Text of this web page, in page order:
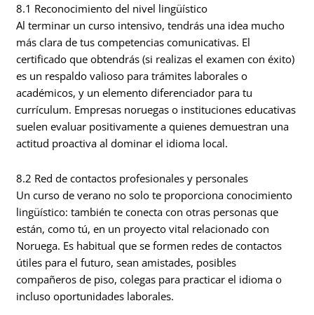
8.1 Reconocimiento del nivel lingüístico
Al terminar un curso intensivo, tendrás una idea mucho
más clara de tus competencias comunicativas. El
certificado que obtendrás (si realizas el examen con éxito)
es un respaldo valioso para trámites laborales o
académicos, y un elemento diferenciador para tu
currículum. Empresas noruegas o instituciones educativas
suelen evaluar positivamente a quienes demuestran una
actitud proactiva al dominar el idioma local.
8.2 Red de contactos profesionales y personales
Un curso de verano no solo te proporciona conocimiento
lingüístico: también te conecta con otras personas que
están, como tú, en un proyecto vital relacionado con
Noruega. Es habitual que se formen redes de contactos
útiles para el futuro, sean amistades, posibles
compañeros de piso, colegas para practicar el idioma o
incluso oportunidades laborales.